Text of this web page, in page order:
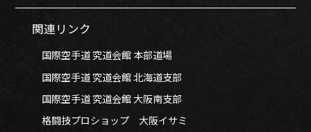
関連リンク
国際空手道 究道会館 本部道場
国際空手道 究道会館 北海道支部
国際空手道 究道会館 大阪南支部
格闘技プロショップ 大阪イサミ